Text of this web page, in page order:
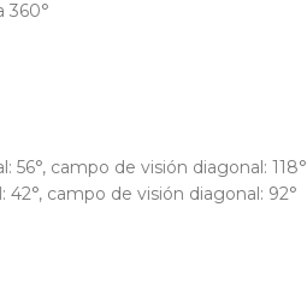
360°
campo de visión diagonal: 118°
campo de visión diagonal: 92°